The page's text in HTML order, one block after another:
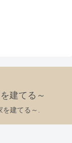
建てる～
建てる～.